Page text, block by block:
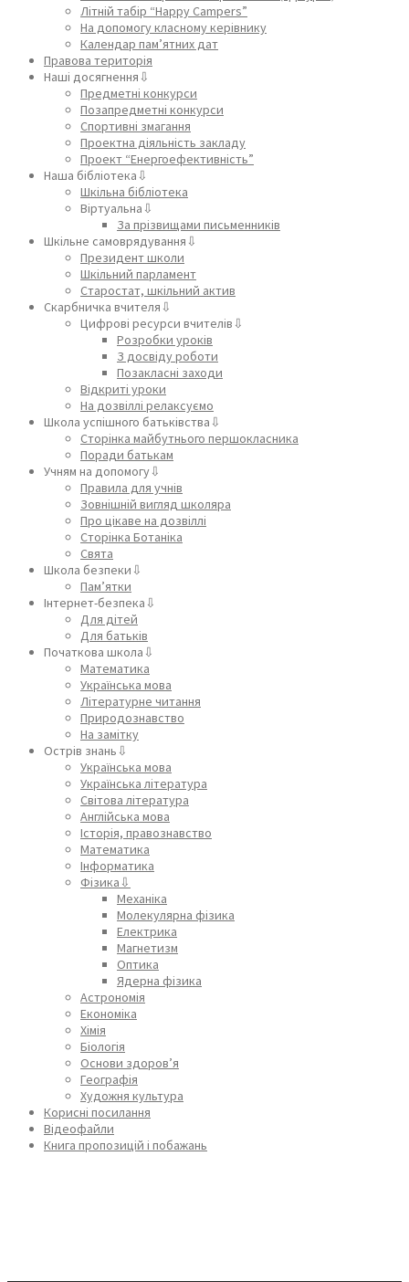
Літній табір “Happy Campers”
На допомогу класному керівнику
Календар пам’ятних дат
Правова територія
Наші досягнення⇩
Предметні конкурси
Позапредметні конкурси
Спортивні змагання
Проектна діяльність закладу
Проект “Енергоефективність”
Наша бібліотека⇩
Шкільна бібліотека
Віртуальна⇩
За прізвищами письменників
Шкільне самоврядування⇩
Президент школи
Шкільний парламент
Старостат, шкільний актив
Скарбничка вчителя⇩
Цифрові ресурси вчителів⇩
Розробки уроків
З досвіду роботи
Позакласні заходи
Відкриті уроки
На дозвіллі релаксуємо
Школа успішного батьківства⇩
Сторінка майбутнього першокласника
Поради батькам
Учням на допомогу⇩
Правила для учнів
Зовнішній вигляд школяра
Про цікаве на дозвіллі
Сторінка Ботаніка
Свята
Школа безпеки⇩
Пам’ятки
Інтернет-безпека⇩
Для дітей
Для батьків
Початкова школа⇩
Математика
Українська мова
Літературне читання
Природознавство
На замітку
Острів знань⇩
Українська мова
Українська література
Світова література
Англійська мова
Історія, правознавство
Математика
Інформатика
Фізика⇩
Механіка
Молекулярна фізика
Електрика
Магнетизм
Оптика
Ядерна фізика
Астрономія
Економіка
Хімія
Біологія
Основи здоров’я
Географія
Художня культура
Корисні посилання
Відеофайли
Книга пропозицій і побажань